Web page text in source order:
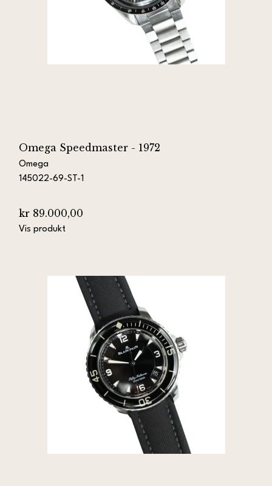
Omega Speedmaster - 1972
Omega
145022-69-ST-1
kr 89.000,00
Vis produkt